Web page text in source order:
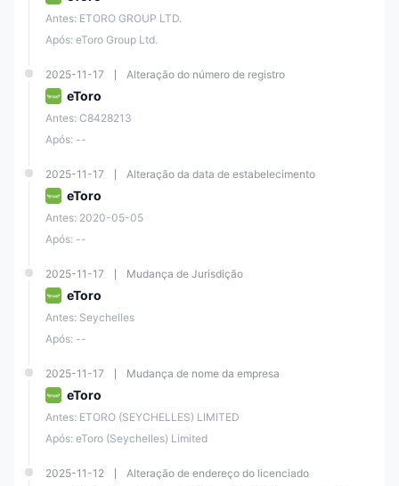
Antes: ETORO GROUP LTD.
Após: eToro Group Ltd.
2025-11-17 Alteração do número de registro
eToro
Antes: C8428213
Após: --
2025-11-17 Alteração da data de estabelecimento
eToro
Antes: 2020-05-05
Após: --
2025-11-17 Mudança de Jurisdição
eToro
Antes: Seychelles
Após: --
2025-11-17 Mudança de nome da empresa
eToro
Antes: ETORO (SEYCHELLES) LIMITED
Após: eToro (Seychelles) Limited
2025-11-12 Alteração de endereço do licenciado